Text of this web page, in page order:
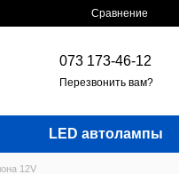
Сравнение
073 173-46-12
Перезвонить вам?
LED автолампы
12V